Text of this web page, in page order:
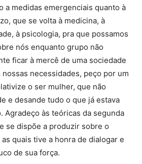
a medidas emergenciais quanto à
que se volta à medicina, à
à psicologia, pra que possamos
nós enquanto grupo não
ficar à mercê de uma sociedade
nossas necessidades, peço por um
o ser mulher, que não
e desande tudo o que já estava
Agradeço às teóricas da segunda
se dispõe a produzir sobre o
quais tive a honra de dialogar e
de sua força.